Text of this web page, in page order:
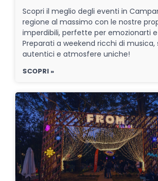
Scopri il meglio degli eventi in
regione al massimo con le nostre
imperdibili, perfette per emozionarti
Preparati a weekend ricchi di musica,
autentici e atmosfere uniche!
SCOPRI »